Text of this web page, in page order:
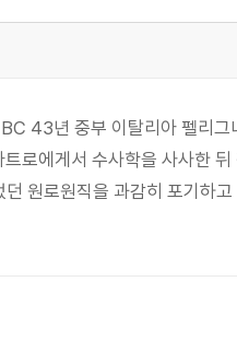
43년 중부 이탈리아 펠리그
로에게서 수사학을 사사한
원로원직을 과감히 포기하